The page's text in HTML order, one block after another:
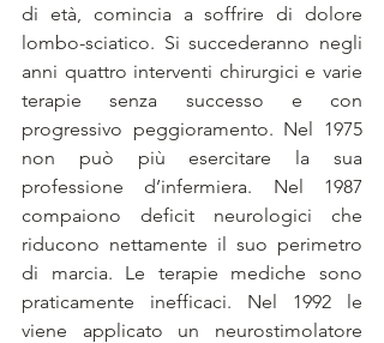
di età, comincia a soffrire di dolore
lombo-sciatico. Si succederanno negli
anni quattro interventi chirurgici e varie
terapie senza successo e con
progressivo peggioramento. Nel 1975
non può più esercitare la sua
professione d’infermiera. Nel 1987
compaiono deficit neurologici che
riducono nettamente il suo perimetro
di marcia. Le terapie mediche sono
praticamente inefficaci. Nel 1992 le
viene applicato un neurostimolatore